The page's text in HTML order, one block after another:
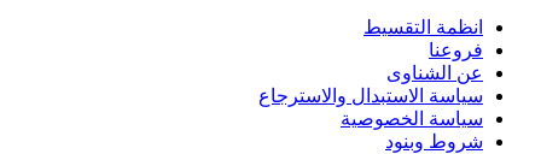
انظمة التقسيط
فروعنا
عن الشناوى
سياسة الاستبدال والاسترجاع
سياسة الخصوصية
شروط وبنود